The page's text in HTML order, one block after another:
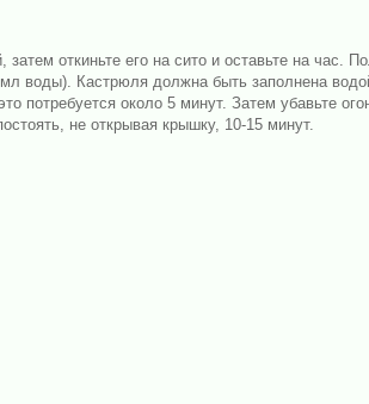
откиньте его на сито и оставьте на час.
воды). Кастрюля должна быть заполнена
потребуется около 5 минут. Затем убавьте
не открывая крышку, 10-15 минут.